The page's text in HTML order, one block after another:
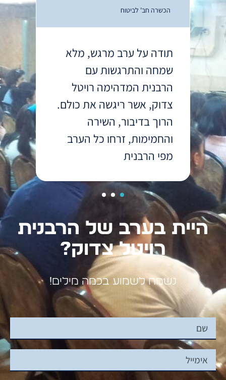
הכשרה חב' לביטוח
תודה על ערב מרגש, מלא
שמחה והתרגשות עם
הרבנית המדהימה רויטל
צדוק, אשר ריגשה את כולם.
הרוך בדיבור, השירה
והחמימות, זרחו כל הערב
מפי הרבנית
היית בערב של הרבנית
רויטל צדוק?
נשמח לשמוע בכמה מילים!